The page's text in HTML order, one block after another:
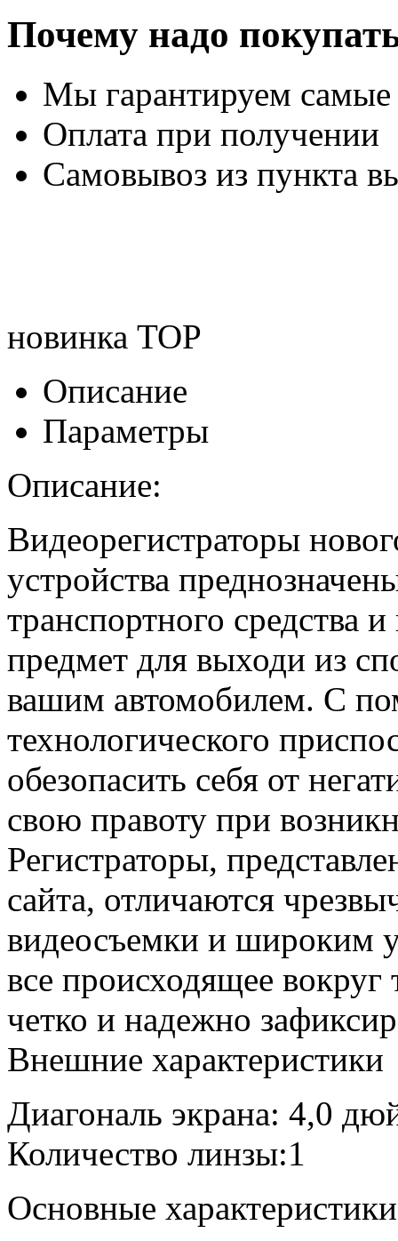
Почему надо
Мы гарантируем
Оплата при получении
Самовывоз из пункта
новинка TOP
Описание
Параметры
Описание:
Видеорегистраторы
устройства
транспортного средства
предмет для выходи из
вашим автомобилем. С
технологического
обезопасить себя от
свою правоту при
Регистраторы,
сайта, отличаются
видеосъемки и широким
все происходящее вокруг
четко и надежно
Внешние характеристики
Диагональ экрана: 4,0
Количество линзы:1
Основные характеристики